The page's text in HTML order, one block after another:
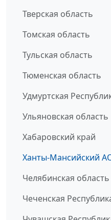
Тверская область
Томская область
Тульская область
Тюменская область
Удмуртская
Ульяновская область
Хабаровский край
Ханты-Мансийский
Челябинская область
Чеченская